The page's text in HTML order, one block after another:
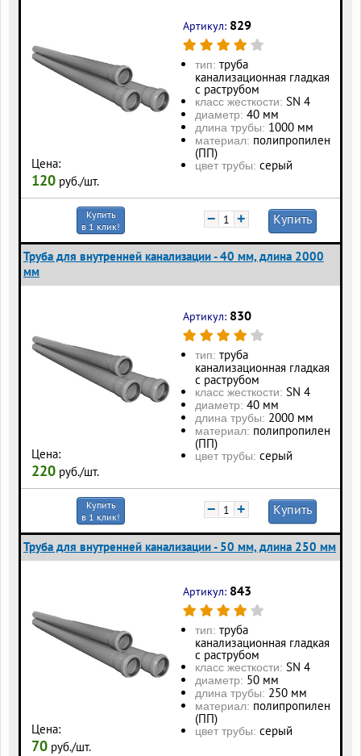
Цена:
120 руб./шт.
Артикул: 829
тип: труба
канализационная гладкая
с раструбом
класс жесткости: SN 4
диаметр: 40 мм
длина трубы: 1000 мм
материал: полипропилен
(ПП)
цвет трубы: серый
Купить
в 1 клик!
− + Купить
Труба для внутренней канализации - 40 мм, длина 2000
мм
Цена:
220 руб./шт.
Артикул: 830
тип: труба
канализационная гладкая
с раструбом
класс жесткости: SN 4
диаметр: 40 мм
длина трубы: 2000 мм
материал: полипропилен
(ПП)
цвет трубы: серый
Купить
в 1 клик!
− + Купить
Труба для внутренней канализации - 50 мм, длина 250 мм
Цена:
70 руб./шт.
Артикул: 843
тип: труба
канализационная гладкая
с раструбом
класс жесткости: SN 4
диаметр: 50 мм
длина трубы: 250 мм
материал: полипропилен
(ПП)
цвет трубы: серый